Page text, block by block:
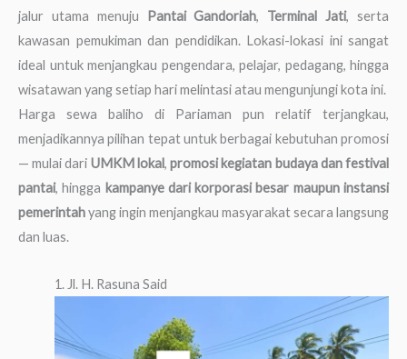
jalur utama menuju
Pantai Gandoriah, Terminal Jati, serta
kawasan pemukiman dan pendidikan. Lokasi-lokasi ini sangat
ideal untuk menjangkau pengendara, pelajar, pedagang, hingga
wisatawan yang setiap hari melintasi atau mengunjungi kota ini.
Harga sewa baliho di Pariaman pun relatif terjangkau,
menjadikannya pilihan tepat untuk berbagai kebutuhan promosi
— mulai dari UMKM lokal,promosi kegiatan budaya dan festival
pantai, hingga kampanye dari korporasi besar maupun instansi
pemerintahyang ingin menjangkau masyarakat secara langsung
dan luas.
1. Jl. H. Rasuna Said